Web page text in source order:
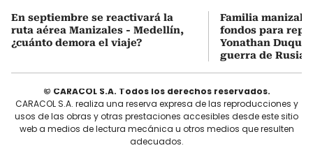
En septiembre se reactivará la
ruta aérea Manizales - Medellín,
¿cuánto demora el viaje?
Familia
fondos para
Yonathan
guerra de Rusia-
© CARACOL S.A. Todos los derechos reservados.
CARACOL S.A. realiza una reserva expresa de las reproducciones y
usos de las obras y otras prestaciones accesibles desde este sitio
web a medios de lectura mecánica u otros medios que resulten
adecuados.